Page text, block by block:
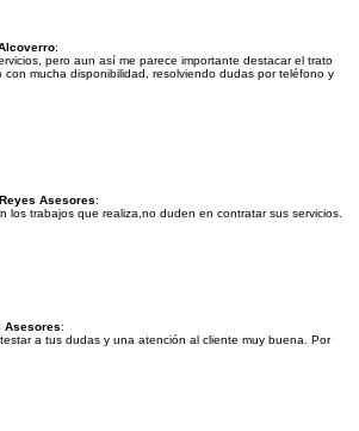
:
pero aun así me parece importante destacar el trato
con mucha disponibilidad, resolviendo dudas por teléfono y
Asesores:
los trabajos que realiza,no duden en contratar sus servicios.
Asesores:
a tus dudas y una atención al cliente muy buena. Por